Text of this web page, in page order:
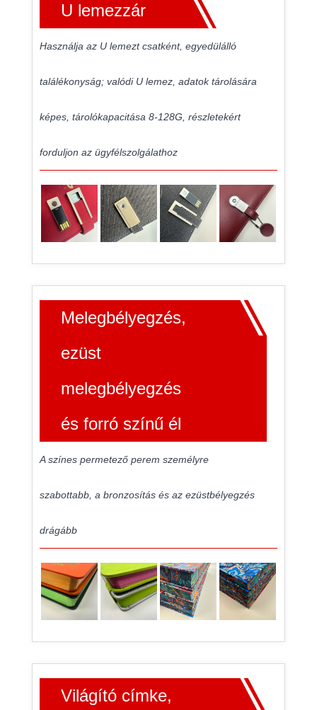
U lemezzár
Használja az U lemezt csatként, egyedülálló
találékonyság; valódi U lemez, adatok tárolására
képes, tárolókapacitása 8-128G, részletekért
forduljon az ügyfélszolgálathoz
Melegbélyegzés,
ezüst
melegbélyegzés
és forró színű él
A színes permetező perem személyre
szabottabb, a bronzosítás és az ezüstbélyegzés
drágább
Világító címke,